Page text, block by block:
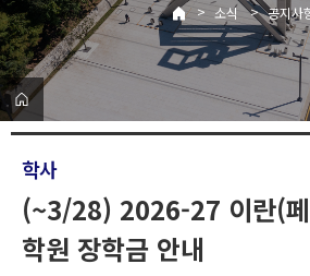
> 소식 > 공지사
학사
(~3/28) 2026-27 이란(
학원 장학금 안내